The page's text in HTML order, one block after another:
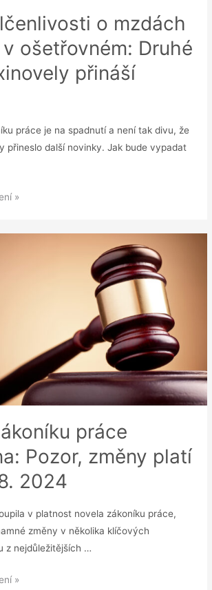
o mzdách
ošetřovném: Druhé
přináší
práce je na spadnutí a není tak divu, že
přineslo další novinky. Jak bude vypadat
»
práce
Pozor, změny platí
2024
v platnost novela zákoníku práce,
změny v několika klíčových
z nejdůležitějších …
»